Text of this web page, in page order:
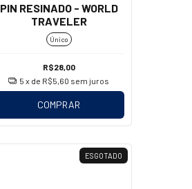
PIN RESINADO - WORLD
TRAVELER
Único
R$28,00
5 x de R$5,60 sem juros
COMPRAR
ESGOTADO